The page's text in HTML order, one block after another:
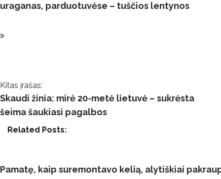
uraganas, parduotuvėse – tuščios lentynos
Kitas įrašas:
Skaudi žinia: mirė 20-metė lietuvė – sukrėsta
šeima šaukiasi pagalbos
Related Posts:
Pamatę, kaip suremontavo kelią, alytiškiai